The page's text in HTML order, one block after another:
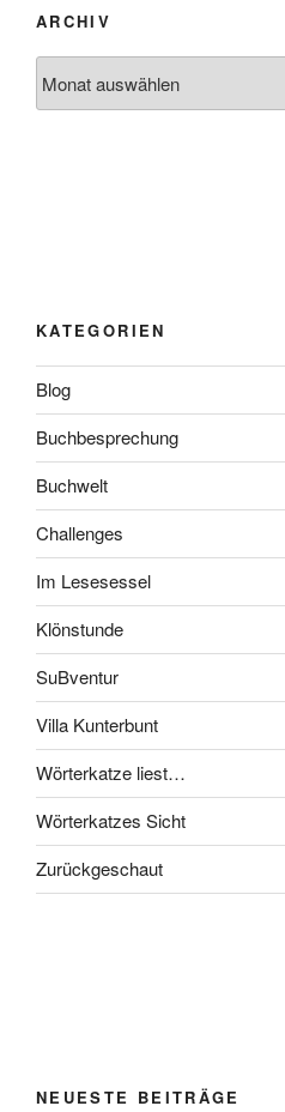
ARCHIV
KATEGORIEN
Blog
Buchbesprechung
Buchwelt
Challenges
Im Lesesessel
Klönstunde
SuBventur
Villa Kunterbunt
Wörterkatze liest…
Wörterkatzes Sicht
Zurückgeschaut
NEUESTE BEITRÄGE